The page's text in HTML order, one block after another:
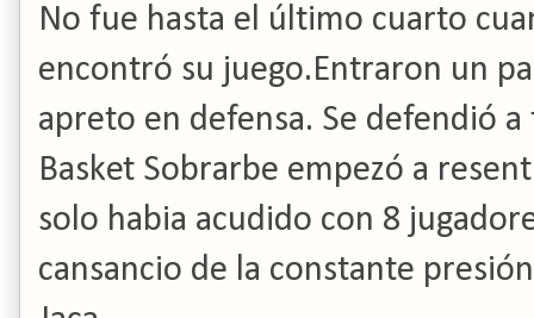
No fue hasta el último cuarto
encontró su juego.Entraron un
apreto en defensa. Se defendió
Basket Sobrarbe empezó a
solo habia acudido con 8
cansancio de la constante